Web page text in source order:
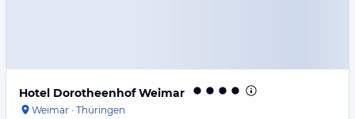
Hotel Dorotheenhof Weimar
Weimar · Thüringen